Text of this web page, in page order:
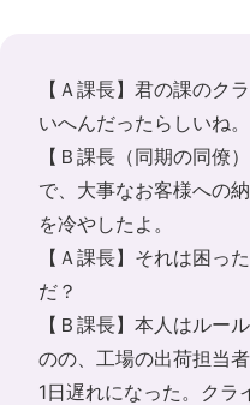
【Ａ課長】君の課のク
いへんだったらしいね。
【Ｂ課長（同期の同僚
で、大事なお客様への
を冷やしたよ。
【Ａ課長】それは困っ
だ？
【Ｂ課長】本人はルー
のの、工場の出荷担当
1日遅れになった。クラ